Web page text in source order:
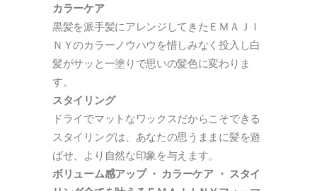
カラーケア
黒髪を派手髪にアレンジしてきたＥＭＡＪＩ
ＮＹのカラーノウハウを惜しみなく投入し白
髪がサッと一塗りで思いの髪色に変わりま
す。
スタイリング
ドライでマットなワックスだからこそできる
スタイリングは、あなたの思うままに髪を遊
ばせ、より自然な印象を与えます。
ボリューム感アップ ・ カラーケア ・ スタイ